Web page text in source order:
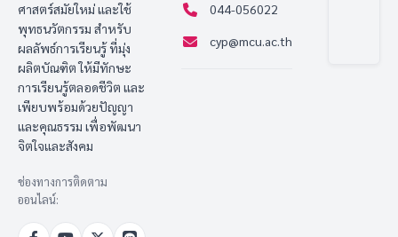
ศาสตร์สมัยใหม่ และใช้
พุทธนวัตกรรม สำหรับ
ผลลัพธ์การเรียนรู้ ที่มุ่ง
ผลิตบัณฑิต ให้มีทักษะ
การเรียนรู้ตลอดชีวิต และ
เพียบพร้อมด้วยปัญญา
และคุณธรรม เพื่อพัฒนา
จิตใจและสังคม
ช่องทางการติดตาม
ออนไลน์:
044-056022
cyp@mcu.ac.th